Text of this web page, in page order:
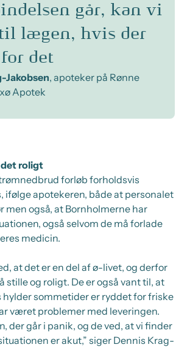
går, kan vi
lægen, hvis der
det
Jakobsen, apoteker på Rønne
Apotek
roligt
forløb forholdsvis
ifølge apotekeren, både at personalet
men også, at Bornholmerne har
også selvom de må forlade
medicin.
at det er en del af ø-livet, og derfor
stille og roligt. De er også vant til, at
sommetider er ryddet for friske
været problemer med leveringen.
der går i panik, og de ved, at vi finder
er akut,” siger Dennis Krag-